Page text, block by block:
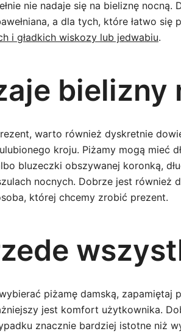
nie nadaje się na bieliznę nocną.
a dla tych, które łatwo się
i gładkich wiskozy lub jedwabiu.
bielizny
warto również dyskretnie
kroju. Piżamy mogą mieć
bluzeczki obszywanej koronką,
nocnych. Dobrze jest również
której chcemy zrobić prezent.
piżamę damską, zapamiętaj
jest komfort użytkownika.
znacznie bardziej istotne niż